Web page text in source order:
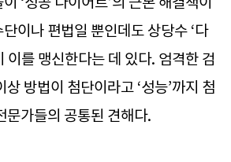
이나 편법일 뿐인데도 상당수 ‘다
이를 맹신한다는 데 있다. 엄격한 검
방법이 첨단이라고 ‘성능’까지 첨
문가들의 공통된 견해다.